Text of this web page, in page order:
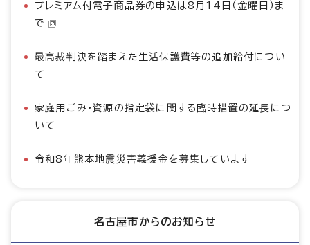
プレミアム付電子商品券の申込は8月14日（金曜日）ま
で
最高裁判決を踏まえた生活保護費等の追加給付につい
て
家庭用ごみ・資源の指定袋に関する臨時措置の延長につ
いて
令和8年熊本地震災害義援金を募集しています
名古屋市からのお知らせ